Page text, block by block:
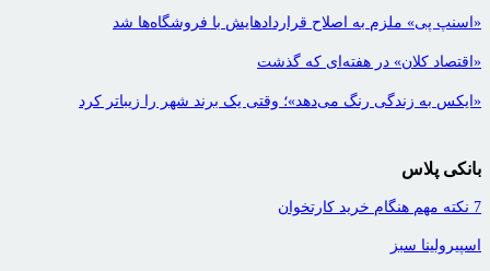
«اسنپ پی» ملزم به اصلاح قراردادهایش با فروشگاه‌ها شد
«اقتصاد کلان» در هفته‌ای که گذشت
«ایکس به زندگی رنگ می‌دهد»؛ وقتی یک برند شهر را زیباتر کرد
بانکی پلاس
7 نکته مهم هنگام خرید کارتخوان
اسپیرولینا سبز